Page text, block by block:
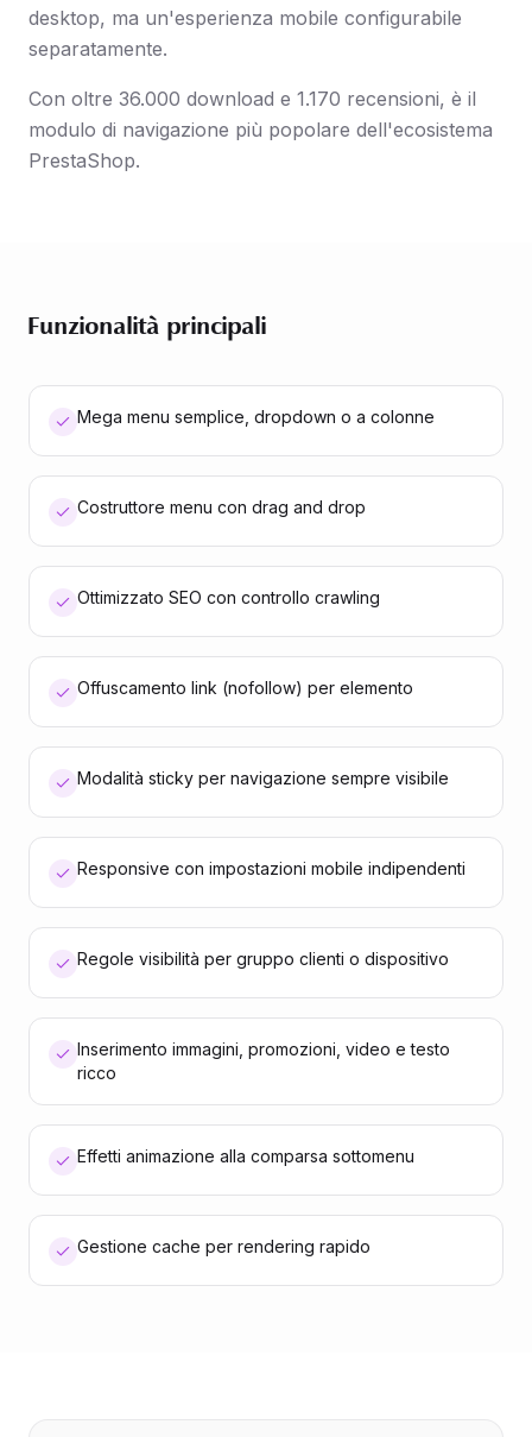
desktop, ma un'esperienza mobile configurabile
separatamente.
Con oltre 36.000 download e 1.170 recensioni, è il
modulo di navigazione più popolare dell'ecosistema
PrestaShop.
Funzionalità principali
Mega menu semplice, dropdown o a colonne
Costruttore menu con drag and drop
Ottimizzato SEO con controllo crawling
Offuscamento link (nofollow) per elemento
Modalità sticky per navigazione sempre visibile
Responsive con impostazioni mobile indipendenti
Regole visibilità per gruppo clienti o dispositivo
Inserimento immagini, promozioni, video e testo
ricco
Effetti animazione alla comparsa sottomenu
Gestione cache per rendering rapido